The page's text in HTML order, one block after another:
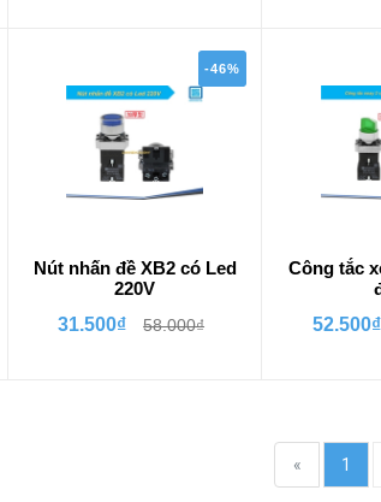
-46%
Nút nhấn đề XB2 có Led
220V
31.500₫
58.000₫
Công tắc
52.500₫
« 1